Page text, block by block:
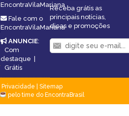
EncontraVilaMariana
Fale com o
EncontraVilaMariana
ANUNCIE:
Com
destaque |
Grátis
Receba grátis as
principais notícias,
dicas e promoções
Privacidade
Sitemap
pelo time do EncontraBrasil